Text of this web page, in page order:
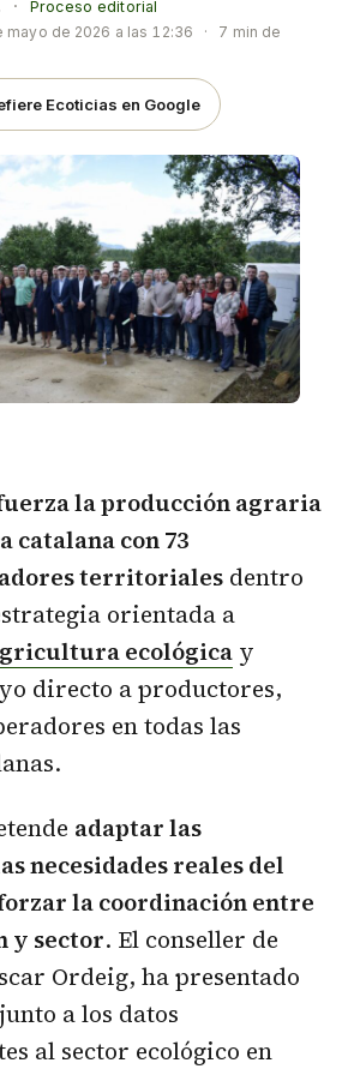
·
Proceso editorial
mayo de 2026 a las 12:36 ·
7 min de
Ecoticias en Google
la producción agraria
catalana con 73
territoriales dentro
orientada a
ecológica y
directo a productores,
en todas las
adaptar las
necesidades reales del
la coordinación entre
y sector. El conseller de
Ordeig, ha presentado
a los datos
al sector ecológico en